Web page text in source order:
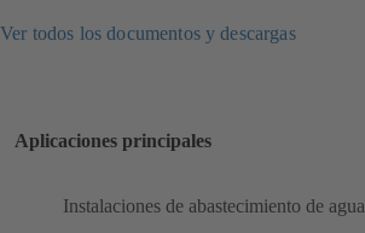
Ver todos los documentos y descargas
Aplicaciones principales
Instalaciones de abastecimiento de agua